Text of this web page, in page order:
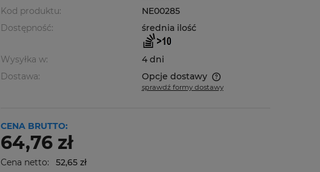
Kod produktu:
NE00285
Dostępność:
średnia ilość
Wysyłka w:
4 dni
Dostawa:
Opcje dostawy
sprawdź formy dostawy
CENA BRUTTO:
64,76 zł
Cena netto: 52,65 zł